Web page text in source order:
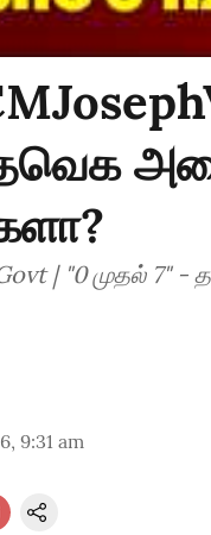
| "0 முதல்
9:31 am